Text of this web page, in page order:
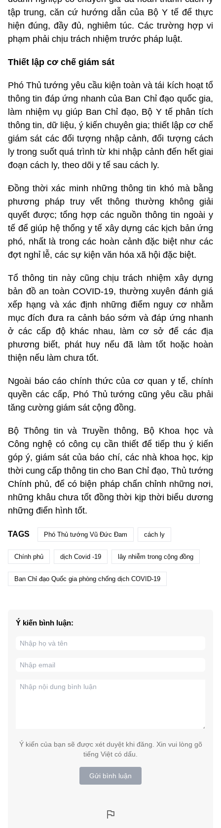
tập trung, căn cứ hướng dẫn của Bộ Y tế để thực
hiện đúng, đầy đủ, nghiêm túc. Các trường hợp vi
phạm phải chịu trách nhiệm trước pháp luật.
Thiết lập cơ chế giám sát
Phó Thủ tướng yêu cầu kiện toàn và tái kích hoạt tổ
thông tin đáp ứng nhanh của Ban Chỉ đạo quốc gia,
làm nhiệm vụ giúp Ban Chỉ đạo, Bộ Y tế phân tích
thông tin, dữ liệu, ý kiến chuyên gia; thiết lập cơ chế
giám sát các đối tượng nhập cảnh, đối tượng cách
ly trong suốt quá trình từ khi nhập cảnh đến hết giai
đoạn cách ly, theo dõi y tế sau cách ly.
Đồng thời xác minh những thông tin khó mà bằng
phương pháp truy vết thông thường không giải
quyết được; tổng hợp các nguồn thông tin ngoài y
tế để giúp hệ thống y tế xây dựng các kịch bản ứng
phó, nhất là trong các hoàn cảnh đặc biệt như các
đợt nghỉ lễ, các sự kiện văn hóa xã hội đặc biệt.
Tổ thông tin này cũng chịu trách nhiệm xây dựng
bản đồ an toàn COVID-19, thường xuyên đánh giá
xếp hạng và xác định những điểm nguy cơ nhằm
mục đích đưa ra cảnh báo sớm và đáp ứng nhanh
ở các cấp độ khác nhau, làm cơ sở để các địa
phương biết, phát huy nếu đã làm tốt hoặc hoàn
thiện nếu làm chưa tốt.
Ngoài báo cáo chính thức của cơ quan y tế, chính
quyền các cấp, Phó Thủ tướng cũng yêu cầu phải
tăng cường giám sát cộng đồng.
Bộ Thông tin và Truyền thông, Bộ Khoa học và
Công nghệ có công cụ cần thiết để tiếp thu ý kiến
góp ý, giám sát của báo chí, các nhà khoa học, kịp
thời cung cấp thông tin cho Ban Chỉ đạo, Thủ tướng
Chính phủ, để có biện pháp chấn chỉnh những nơi,
những khâu chưa tốt đồng thời kịp thời biểu dương
những điển hình tốt.
TAGS Phó Thủ tướng Vũ Đức Đam cách ly
Chính phủ dịch Covid -19 lây nhiễm trong cộng đồng
Ban Chỉ đạo Quốc gia phòng chống dịch COVID-19
Ý kiến bình luận:
Ý kiến của bạn sẽ được xét duyệt khi đăng. Xin vui lòng gõ
tiếng Việt có dấu.
Gửi bình luận